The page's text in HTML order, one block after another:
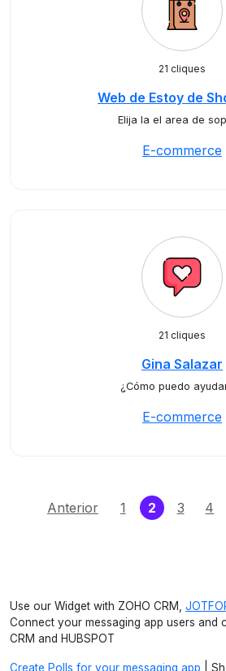
21 cliques
Web de Estoy de
Elija la el area de
E-commerce
21 cliques
Gina Salazar
¿Cómo puedo
E-commerce
Anterior 1 2(current)
3 4
Use our Widget with ZOHO CRM,
Connect your messaging app users and
CRM and HUBSPOT
Create Polls for your messaging app |